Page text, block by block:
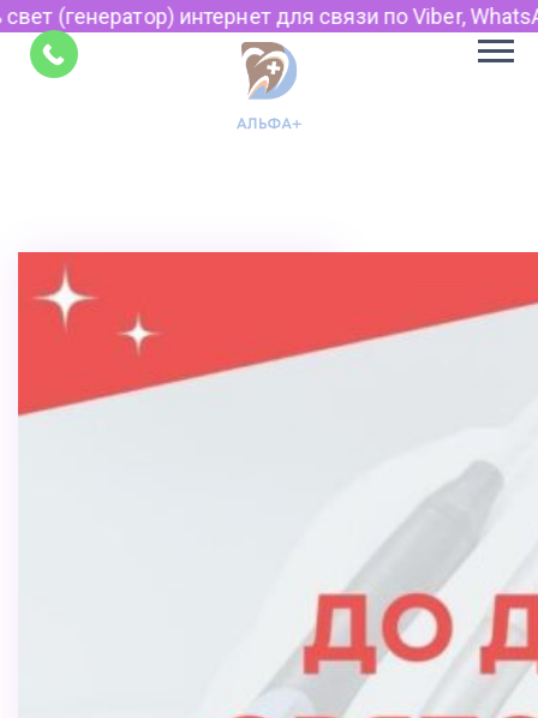
интернет для связи по Viber, WhatsApp и Telegram.